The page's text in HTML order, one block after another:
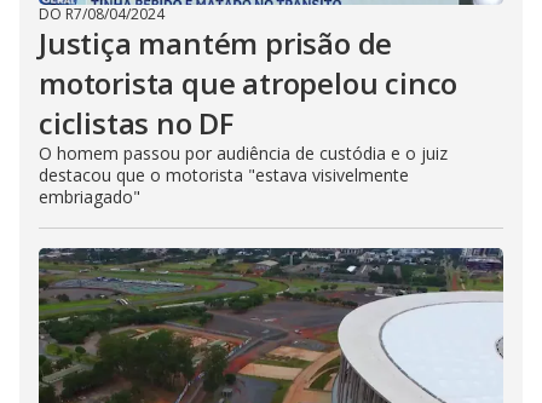
DO R7/08/04/2024
Justiça mantém prisão de
motorista que atropelou cinco
ciclistas no DF
O homem passou por audiência de custódia e o juiz
destacou que o motorista "estava visivelmente
embriagado"